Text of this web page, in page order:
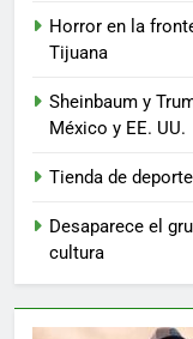
Horror en la
Tijuana
Sheinbaum y
México y EE. UU.
Tienda de
Desaparece el
cultura